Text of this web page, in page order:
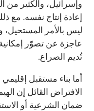
وإسرائيل، والكثير من
إعادة إنتاج نفسه. مع
ليس بالأمر
عاجزة عن تصوّر
تُديم الصراع.
أما بناء مستقبل
الافتراض القائل إن
ضمان الشرعية أو